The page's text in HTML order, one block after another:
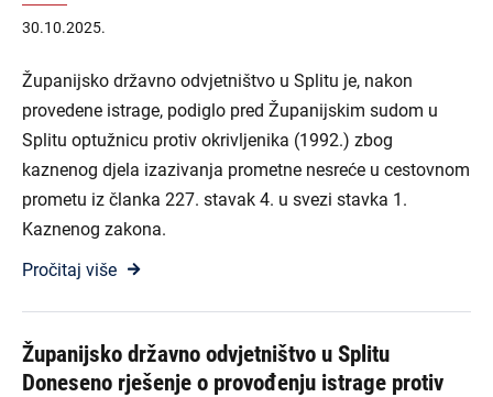
30.10.2025.
Županijsko državno odvjetništvo u Splitu je, nakon
provedene istrage, podiglo pred Županijskim sudom u
Splitu optužnicu protiv okrivljenika (1992.) zbog
kaznenog djela izazivanja prometne nesreće u cestovnom
prometu iz članka 227. stavak 4. u svezi stavka 1.
Kaznenog zakona.
Pročitaj više
Županijsko državno odvjetništvo u Splitu
Doneseno rješenje o provođenju istrage protiv